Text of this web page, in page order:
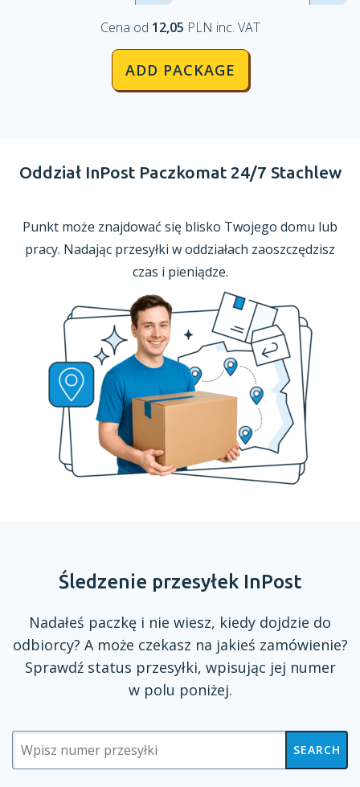
Cena od 12,05 PLN inc. VAT
ADD PACKAGE
Oddział InPost Paczkomat 24/7 Stachlew
Punkt może znajdować się blisko Twojego domu lub
pracy. Nadając przesyłki w oddziałach zaoszczędzisz
czas i pieniądze.
Śledzenie przesyłek InPost
Nadałeś paczkę i nie wiesz, kiedy dojdzie do
odbiorcy? A może czekasz na jakieś zamówienie?
Sprawdź status przesyłki, wpisując jej numer
w polu poniżej.
SEARCH